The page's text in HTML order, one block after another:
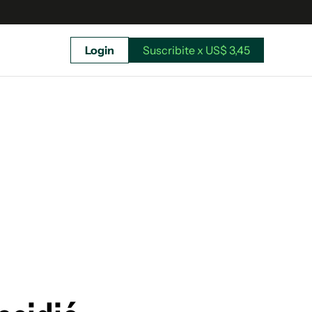
Suscribite x US$ 3,45
Login Suscribite x US$ 3,45